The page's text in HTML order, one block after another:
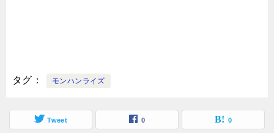
タグ モンハンライズ
Tweet 0 0